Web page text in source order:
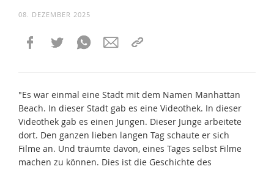
08. DEZEMBER 2025
"Es war einmal eine Stadt mit dem Namen Manhattan
Beach. In dieser Stadt gab es eine Videothek. In dieser
Videothek gab es einen Jungen. Dieser Junge arbeitete
dort. Den ganzen lieben langen Tag schaute er sich
Filme an. Und träumte davon, eines Tages selbst Filme
machen zu können. Dies ist die Geschichte des